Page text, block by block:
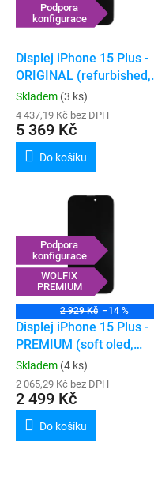
Podpora
konfigurace
Displej iPhone 15 Plus -
ORIGINAL (refurbished,
podpora konfigurace)
Skladem (3 ks)
4 437,19 Kč bez DPH
5 369 Kč
Do košíku
Podpora
konfigurace
WOLFIX
PREMIUM
2 929 Kč –14 %
Displej iPhone 15 Plus -
PREMIUM (soft oled,
podpora konfigurace)
Skladem (4 ks)
2 065,29 Kč bez DPH
2 499 Kč
Do košíku